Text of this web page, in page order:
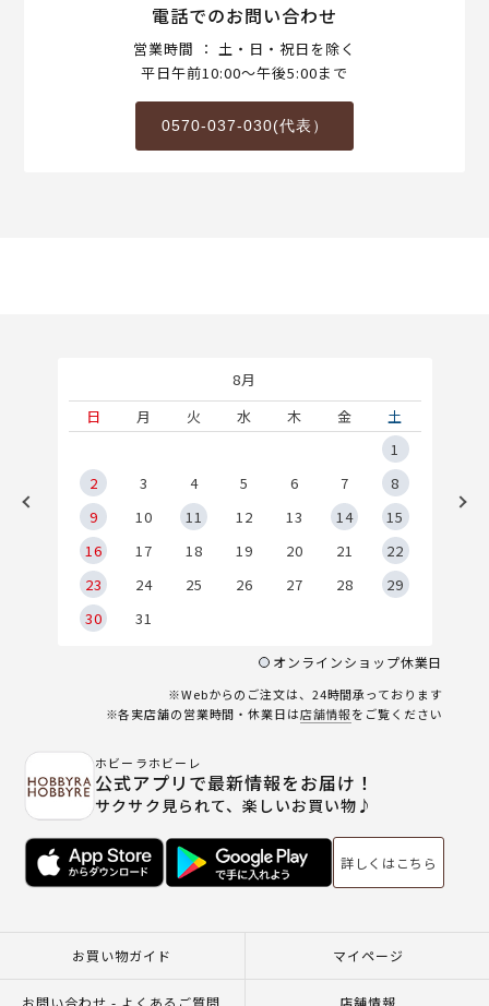
電話でのお問い合わせ
営業時間 ： 土・日・祝日を除く
平日午前10:00～午後5:00まで
0570-037-030(代表）
8月
日
月 火 水 木 金
土
1
2
3 4 5 6 7
8
9
10 11 12 13 14
15
16
17 18 19 20 21
22
23
24 25 26 27 28
29
30
31
オンラインショップ休業日
※Webからのご注文は、24時間承っております
※各実店舗の営業時間・休業日は店舗情報をご覧ください
ホビーラホビーレ
公式アプリで最新情報をお届け！
サクサク見られて、楽しいお買い物♪
詳しくはこちら
お買い物ガイド マイページ